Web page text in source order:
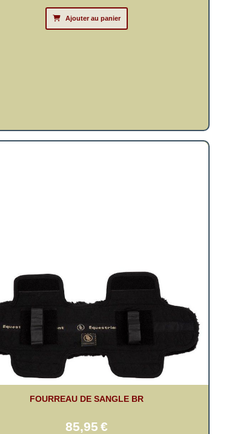
Ajouter au panier
FOURREAU DE SANGLE BR
85,95 €